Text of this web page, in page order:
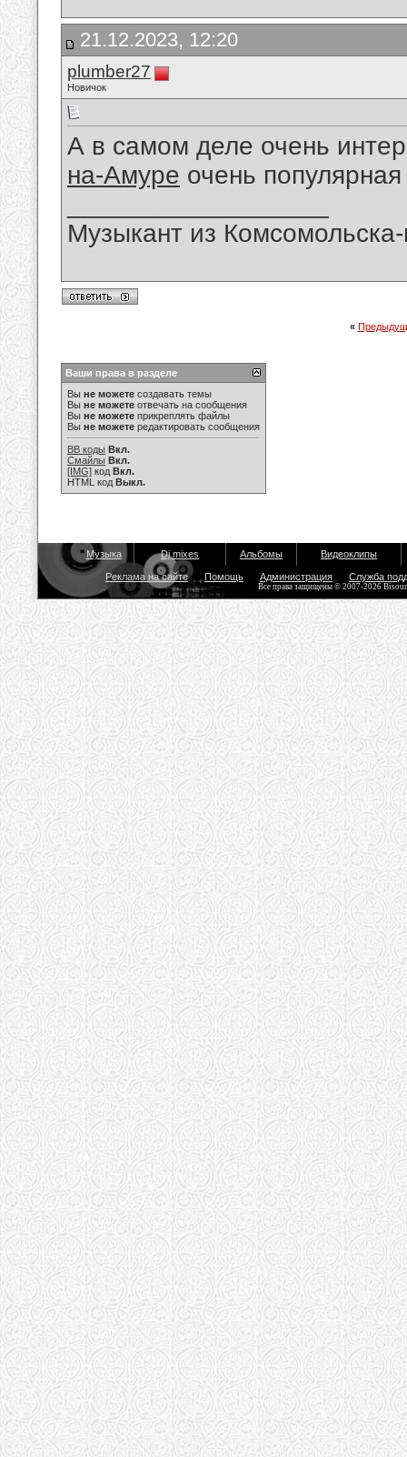
21.12.2023, 12:20
plumber27
Новичок
А в самом деле очень
на-Амуре очень
Музыкант из
«
Ваши права в разделе
Вы не можете создавать темы
Вы не можете отвечать на сообщения
Вы не можете прикреплять файлы
Вы не можете редактировать сообщения
BB коды Вкл.
Смайлы Вкл.
[IMG] код Вкл.
HTML код Выкл.
Музыка Dj mixes Альбомы Видеоклипы
Реклама на сайте Помощь Администрация Служба
Все права защищены © 2007-2026